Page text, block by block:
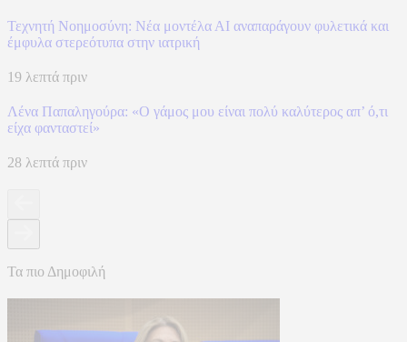
Τεχνητή Νοημοσύνη: Νέα μοντέλα ΑΙ αναπαράγουν φυλετικά και
έμφυλα στερεότυπα στην ιατρική
19 λεπτά πριν
Λένα Παπαληγούρα: «Ο γάμος μου είναι πολύ καλύτερος απ’ ό,τι
είχα φανταστεί»
28 λεπτά πριν
Τα πιο Δημοφιλή